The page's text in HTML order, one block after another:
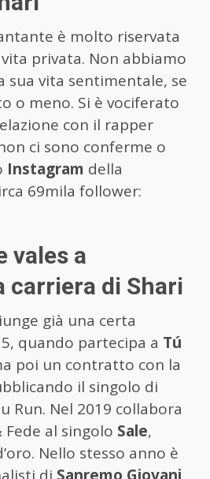
è molto riservata
privata. Non abbiamo
sua vita sentimentale, se
o meno. Si è vociferato
con il rapper
ci sono conferme o
Instagram della
69mila follower:
vales a
carriera di Shari
già una certa
quando partecipa a Tú
poi un contratto con la
il singolo di
Run. Nel 2019 collabora
al singolo Sale,
Nello stesso anno è
di Sanremo Giovani